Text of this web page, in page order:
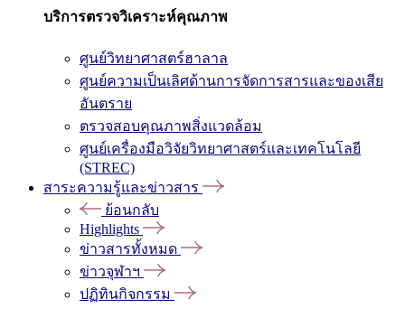
บริการตรวจวิเคราะห์คุณภาพ
ศูนย์วิทยาศาสตร์ฮาลาล
ศูนย์ความเป็นเลิศด้านการจัดการสารและของเสีย
อันตราย
ตรวจสอบคุณภาพสิ่งแวดล้อม
ศูนย์เครื่องมือวิจัยวิทยาศาสตร์และเทคโนโลยี
(STREC)
สาระความรู้และข่าวสาร
ย้อนกลับ
Highlights
ข่าวสารทั้งหมด
ข่าวจุฬาฯ
ปฏิทินกิจกรรม